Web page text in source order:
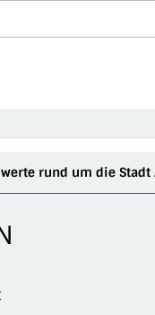
rund um die